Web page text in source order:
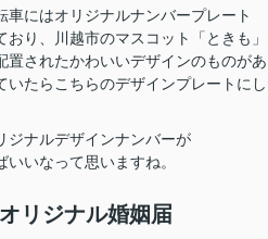
車にはオリジナルナンバープレート
おり、川越市のマスコット「ときも」
置されたかわいいデザインのものがあ
いたらこちらのデザインプレートにし
ジナルデザインナンバーが
いいなって思いますね。
リジナル婚姻届